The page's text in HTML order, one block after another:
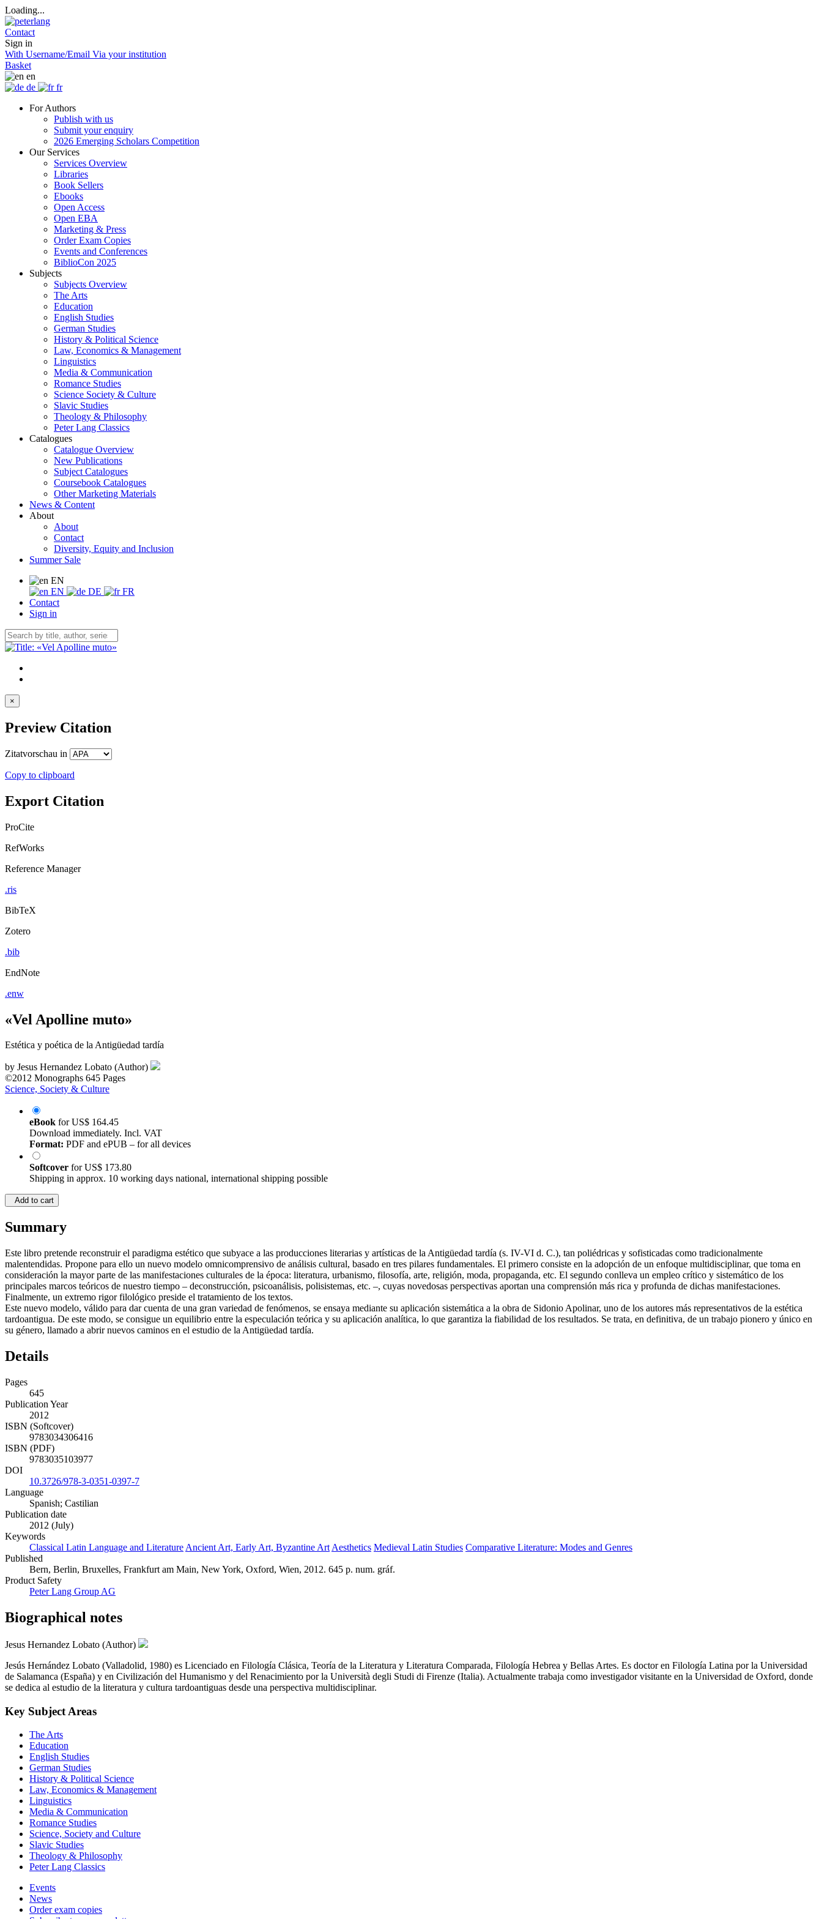
Loading...
Contact
Sign in
With Username/Email Via your institution
Basket
en
de
fr
For Authors
Publish with us
Submit your enquiry
2026 Emerging Scholars Competition
Our Services
Services Overview
Libraries
Book Sellers
Ebooks
Open Access
Open EBA
Marketing & Press
Order Exam Copies
Events and Conferences
BiblioCon 2025
Subjects
Subjects Overview
The Arts
Education
English Studies
German Studies
History & Political Science
Law, Economics & Management
Linguistics
Media & Communication
Romance Studies
Science Society & Culture
Slavic Studies
Theology & Philosophy
Peter Lang Classics
Catalogues
Catalogue Overview
New Publications
Subject Catalogues
Coursebook Catalogues
Other Marketing Materials
News & Content
About
About
Contact
Diversity, Equity and Inclusion
Summer Sale
EN
EN
DE
FR
Contact
Sign in
×
Preview Citation
Zitatvorschau in
Copy to clipboard
Export Citation
ProCite
RefWorks
Reference Manager
.ris
BibTeX
Zotero
.bib
EndNote
.enw
«Vel Apolline muto»
Estética y poética de la Antigüedad tardía
by Jesus Hernandez Lobato (Author)
©2012 Monographs 645 Pages
Science, Society & Culture
eBook forUS$ 164.45
Download immediately. Incl. VAT
Format: PDF and ePUB – for all devices
Softcover forUS$ 173.80
Shipping in approx. 10 working days national, international shipping possible
Add to cart
Summary
Este libro pretende reconstruir el paradigma estético que subyace a las producciones literarias y artísticas de la Antigüedad tardía (s. IV-VI d. C.), tan poliédricas y sofisticadas como tradicionalmente
malentendidas. Propone para ello un nuevo modelo omnicomprensivo de análisis cultural, basado en tres pilares fundamentales. El primero consiste en la adopción de un enfoque multidisciplinar, que toma en
consideración la mayor parte de las manifestaciones culturales de la época: literatura, urbanismo, filosofía, arte, religión, moda, propaganda, etc. El segundo conlleva un empleo crítico y sistemático de los
principales marcos teóricos de nuestro tiempo – deconstrucción, psicoanálisis, polisistemas, etc. –, cuyas novedosas perspectivas aportan una comprensión más rica y profunda de dichas manifestaciones.
Finalmente, un extremo rigor filológico preside el tratamiento de los textos.
Este nuevo modelo, válido para dar cuenta de una gran variedad de fenómenos, se ensaya mediante su aplicación sistemática a la obra de Sidonio Apolinar, uno de los autores más representativos de la estética
tardoantigua. De este modo, se consigue un equilibrio entre la especulación teórica y su aplicación analítica, lo que garantiza la fiabilidad de los resultados. Se trata, en definitiva, de un trabajo pionero y único en
su género, llamado a abrir nuevos caminos en el estudio de la Antigüedad tardía.
Details
Pages
645
Publication Year
2012
ISBN (Softcover)
9783034306416
ISBN (PDF)
9783035103977
DOI
10.3726/978-3-0351-0397-7
Language
Spanish; Castilian
Publication date
2012 (July)
Keywords
Classical Latin Language and Literature Ancient Art, Early Art, Byzantine Art Aesthetics Medieval Latin Studies Comparative Literature: Modes and Genres
Published
Bern, Berlin, Bruxelles, Frankfurt am Main, New York, Oxford, Wien, 2012. 645 p. num. gráf.
Product Safety
Peter Lang Group AG
Biographical notes
Jesus Hernandez Lobato (Author)
Jesús Hernández Lobato (Valladolid, 1980) es Licenciado en Filología Clásica, Teoría de la Literatura y Literatura Comparada, Filología Hebrea y Bellas Artes. Es doctor en Filología Latina por la Universidad
de Salamanca (España) y en Civilización del Humanismo y del Renacimiento por la Università degli Studi di Firenze (Italia). Actualmente trabaja como investigador visitante en la Universidad de Oxford, donde
se dedica al estudio de la literatura y cultura tardoantiguas desde una perspectiva multidisciplinar.
Key Subject Areas
The Arts
Education
English Studies
German Studies
History & Political Science
Law, Economics & Management
Linguistics
Media & Communication
Romance Studies
Science, Society and Culture
Slavic Studies
Theology & Philosophy
Peter Lang Classics
Events
News
Order exam copies